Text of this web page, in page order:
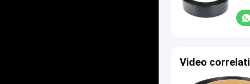
Video correlati